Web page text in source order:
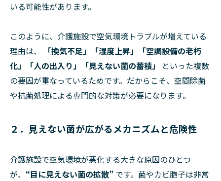
いる可能性があります。
このように、介護施設で空気環境トラブルが増えている
理由は、
「換気不足」「湿度上昇」「空調設備の老朽
化」「人の出入り」「見えない菌の蓄積」
といった複数
の要因が重なっているためです。だからこそ、空間除菌
や抗菌処理による専門的な対策が必要になります。
２．見えない菌が広がるメカニズムと危険性
介護施設で空気環境が悪化する大きな原因のひとつ
が、 “目に見えない菌の拡散” です。菌やカビ胞子は非常